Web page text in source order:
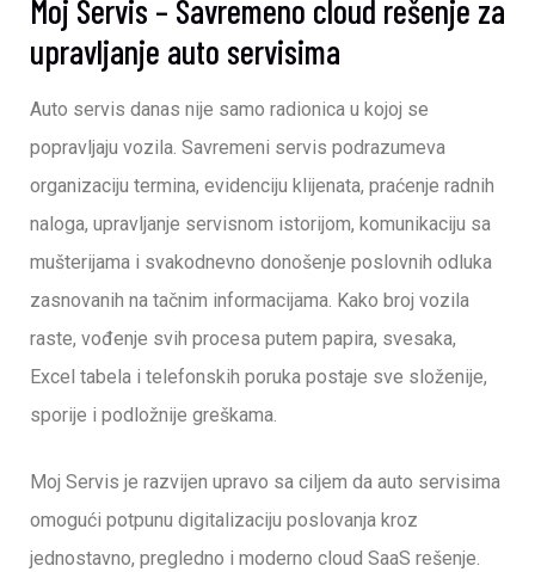
Moj Servis – Savremeno cloud rešenje za
upravljanje auto servisima
Auto servis danas nije samo radionica u kojoj se
popravljaju vozila. Savremeni servis podrazumeva
organizaciju termina, evidenciju klijenata, praćenje radnih
naloga, upravljanje servisnom istorijom, komunikaciju sa
mušterijama i svakodnevno donošenje poslovnih odluka
zasnovanih na tačnim informacijama. Kako broj vozila
raste, vođenje svih procesa putem papira, svesaka,
Excel tabela i telefonskih poruka postaje sve složenije,
sporije i podložnije greškama.
Moj Servis je razvijen upravo sa ciljem da auto servisima
omogući potpunu digitalizaciju poslovanja kroz
jednostavno, pregledno i moderno cloud SaaS rešenje.